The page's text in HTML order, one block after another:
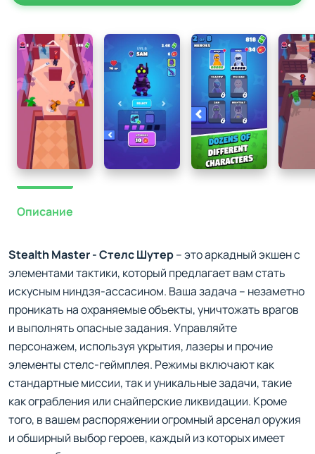
Описание
Stealth Master - Стелс Шутер– это аркадный экшен с
элементами тактики, который предлагает вам стать
искусным ниндзя-ассасином. Ваша задача – незаметно
проникать на охраняемые объекты, уничтожать врагов
и выполнять опасные задания. Управляйте
персонажем, используя укрытия, лазеры и прочие
элементы стелс-геймплея. Режимы включают как
стандартные миссии, так и уникальные задачи, такие
как ограбления или снайперские ликвидации. Кроме
того, в вашем распоряжении огромный арсенал оружия
и обширный выбор героев, каждый из которых имеет